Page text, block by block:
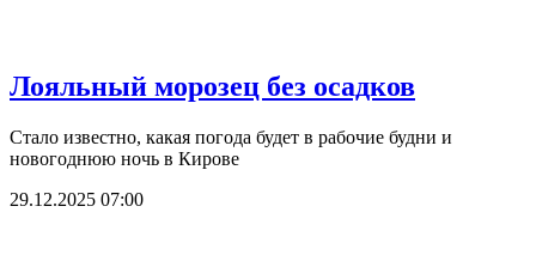
Лояльный морозец без осадков
Стало известно, какая погода будет в рабочие будни и
новогоднюю ночь в Кирове
29.12.2025 07:00